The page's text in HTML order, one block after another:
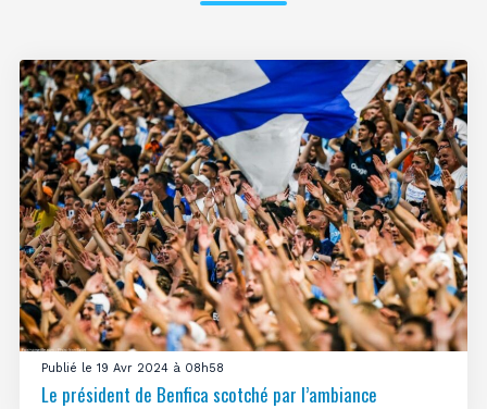
Publié le 19 Avr 2024 à 08h58
Le président de Benfica scotché par l’ambiance